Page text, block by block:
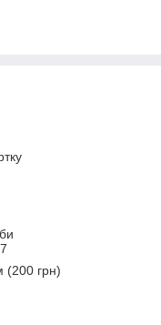
(200 грн)